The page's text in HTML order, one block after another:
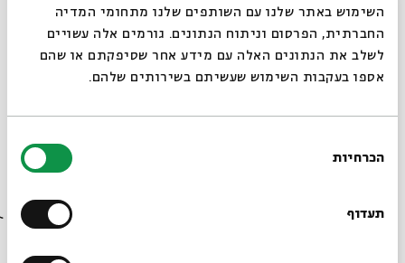
השימוש באתר שלנו עם השותפים שלנו מתחומי המדיה
החברתית, הפרסום וניתוח הנתונים. גורמים אלה עשויים
לשלב את הנתונים האלה עם מידע אחר שסיפקתם או שהם
אספו בעקבות השימוש שעשיתם בשירותים שלהם.
הסכמה
הכרחיות
תעדוף
אביגדור שנאן - צוואות השבטים: זבולון
סגור